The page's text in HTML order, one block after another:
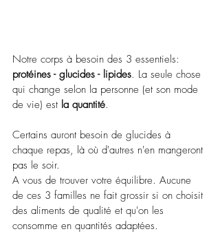
Notre corps à besoin des 3 essentiels:
protéines - glucides - lipides. La seule chose
qui change selon la personne (et son mode
de vie) est la quantité.
Certains auront besoin de glucides à
chaque repas, là où d'autres n'en mangeront
pas le soir.
A vous de trouver votre équilibre. Aucune
de ces 3 familles ne fait grossir si on choisit
des aliments de qualité et qu'on les
consomme en quantités adaptées.